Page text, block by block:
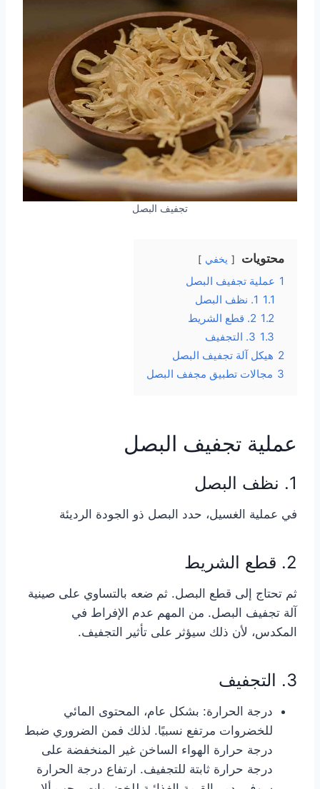
تجفيف البصل
محتويات يخفي
1 عملية تجفيف البصل
1.1 1. نظف البصل
1.2 2. قطع الشريط
1.3 3. التجفيف
2 هيكل آلة تجفيف البصل
3 مجالات تطبيق مجفف البصل
عملية تجفيف البصل
1. نظف البصل
في عملية الغسيل، حدد البصل ذو الجودة الرديئة
2. قطع الشريط
ثم تحتاج إلى قطع البصل. ثم ضعه بالتساوي على صينية
آلة تجفيف البصل. من المهم عدم الإفراط في
المكدس، لأن ذلك سيؤثر على تأثير التجفيف.
3. التجفيف
درجة الحرارة: بشكل عام، المحتوى المائي
للخضروات مرتفع نسبيًا. لذلك فمن الضروري ضبط
درجة حرارة الهواء الساخن غير المنخفضة على
درجة حرارة ثابتة للتجفيف. ارتفاع درجة الحرارة